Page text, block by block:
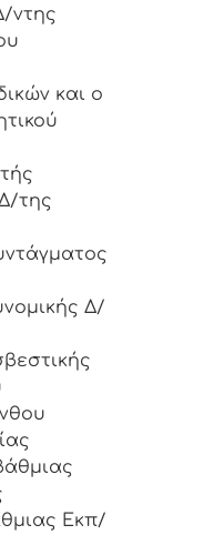
ντης
και ο
της
Δ/
Εκπ/